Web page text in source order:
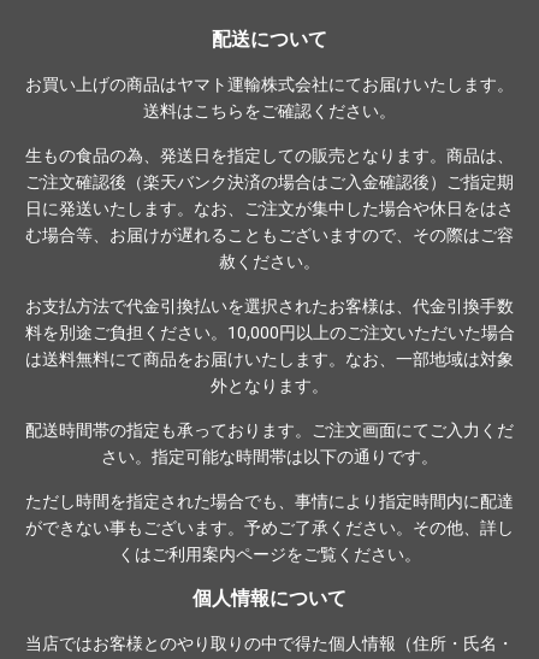
レ
配送について
お買い上げの商品はヤマト運輸株式会社にてお届けいたします。
送料はこちらをご確認ください。
生もの食品の為、発送日を指定しての販売となります。商品は、
ご注文確認後（楽天バンク決済の場合はご入金確認後）ご指定期
日に発送いたします。なお、ご注文が集中した場合や休日をはさ
む場合等、お届けが遅れることもございますので、その際はご容
赦ください。
お支払方法で代金引換払いを選択されたお客様は、代金引換手数
料を別途ご負担ください。10,000円以上のご注文いただいた場合
は送料無料にて商品をお届けいたします。なお、一部地域は対象
外となります。
配送時間帯の指定も承っております。ご注文画面にてご入力くだ
さい。指定可能な時間帯は以下の通りです。
ただし時間を指定された場合でも、事情により指定時間内に配達
ができない事もございます。予めご了承ください。その他、詳し
くはご利用案内ページをご覧ください。
個人情報について
当店ではお客様とのやり取りの中で得た個人情報（住所・氏名・